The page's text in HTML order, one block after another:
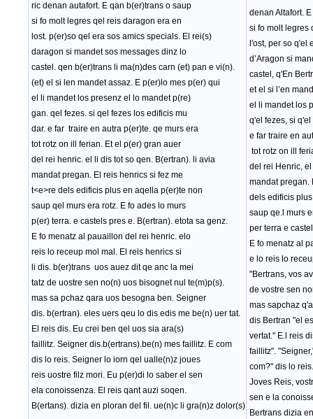
ric denan autafort. E qan b(er)trans o saup
si fo molt legres qel reis daragon era en
lost. p(er)so qel era sos amics specials. El rei(s)
daragon si mandet sos messages dinz lo
castel. qen b(er)trans li ma(n)des carn (et) pan e vi(n).
(et) el si len mandet assaz. E p(er)lo mes p(er) qui
el li mandet los presenz el lo mandet p(re)
gan. qel fezes. si qel fezes los edificis mu
dar. e far traire en autra p(er)te. qe murs era
tot rotz on ill ferian. Et el p(er) gran auer
del rei henric. el li dis tot so qen. B(ertran). li avia
mandat pregan. El reis henrics si fez me
t<e>re dels edificis plus en aqella p(er)te non
saup qel murs era rotz. E fo ades lo murs
p(er) terra. e castels pres e. B(ertran). etota sa genz.
E fo menatz al pauaillon del rei henric. elo
reis lo receup mol mal. El reis henrics si
li dis. b(er)trans uos auez dit qe anc la mei
tatz de uostre sen no(n) uos bisognet nul te(m)p(s).
mas sa pchaz qara uos besogna ben. Seigner
dis. b(ertran). eles uers qeu lo dis edis me be(n) uer tat.
El reis dis. Eu crei ben qel uos sia ara(s)
faillitz. Seigner dis.b(ertrans).be(n) mes faillitz. E com
dis lo reis. Seigner lo iorn qel ualle(n)z joues
reis uostre filz mori. Eu p(er)di lo saber el sen
ela conoissenza. El reis qant auzi soqen.
B(ertans). dizia en ploran del fil. ue(n)c li gra(n)z dolor(s)
denan Altafort.
si fo molt legres
l'ost, per so q'el
d’Aragon si
castel, q'En
et el si l’en
el li mandet los
q'el fezes, si
e far traire en
tot rotz on ill
del rei Henric,
mandat pregan.
dels edificis
saup qe.l murs
per terra e
E fo menatz al
e lo reis lo
"Bertrans, vos
de vostre sen
mas sapchaz
dis Bertran "el
vertat." E.l reis
faillitz".
com?" dis lo
Joves Reis,
sen e la
Bertrans dizia